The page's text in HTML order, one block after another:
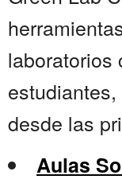
laboratorios
desde las
Aulas